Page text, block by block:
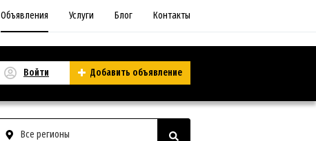
Объявления Услуги Блог Контакты
Войти Добавить объявление
Все регионы